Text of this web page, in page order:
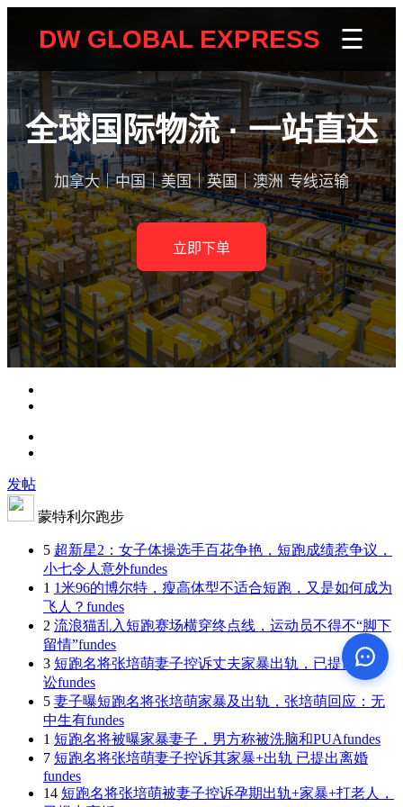
发帖
蒙特利尔跑步
5 超新星2：女子体操选手百花争艳，短跑成绩惹争议，
小七令人意外fundes
1 1米96的博尔特，瘦高体型不适合短跑，又是如何成为
飞人？ fundes
2 流浪猫乱入短跑赛场横穿终点线，运动员不得不“脚下
留情”fundes
3 短跑名将张培萌妻子控诉丈夫家暴出轨，已提离婚诉
讼fundes
5 妻子曝短跑名将张培萌家暴及出轨，张培萌回应：无
中生有fundes
1 短跑名将被曝家暴妻子，男方称被洗脑和PUAfundes
7 短跑名将张培萌妻子控诉其家暴+出轨 已提出离婚
fundes
14 短跑名将张培萌被妻子控诉孕期出轨+家暴+打老人，